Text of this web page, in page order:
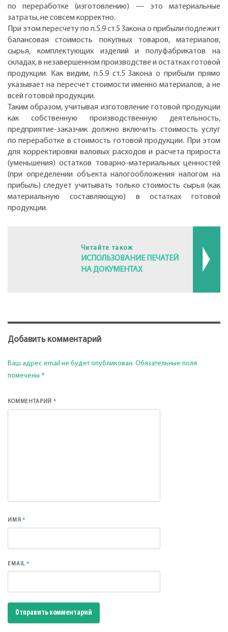
по переработке (изготовлению) — это материальные
затраты, не совсем корректно.
При этом пересчету по п.5.9 ст.5 Закона о прибыли подлежит
балансовая стоимость покупных товаров, материалов,
сырья, комплектующих изделий и полуфабрикатов на
складах, в незавершенном производстве и остатках готовой
продукции. Как видим, п.5.9 ст.5 Закона о прибыли прямо
указывает на пересчет стоимости именно материалов, а не
всей готовой продукции.
Таким образом, учитывая изготовление готовой продукции
как собственную производственную деятельность,
предприятие-заказчик должно включить стоимость услуг
по переработке в стоимость готовой продукции. При этом
для корректировки валовых расходов и расчета прироста
(уменьшения) остатков товарно-материальных ценностей
(при определении объекта налогообложения налогом на
прибыль) следует учитывать только стоимость сырья (как
материальную составляющую) в остатках готовой
продукции.
Читайте також
ИСПОЛЬЗОВАНИЕ ПЕЧАТЕЙ
НА ДОКУМЕНТАХ
Добавить комментарий
Ваш адрес email не будет опубликован. Обязательные поля
помечены *
КОММЕНТАРИЙ*
ИМЯ*
EMAIL*